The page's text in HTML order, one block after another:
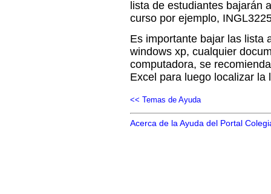
lista de estudiantes bajarán
curso por ejemplo,
Es importante bajar las lista
windows xp, cualquier
computadora, se
Excel para luego localizar
<< Temas de Ayuda
Acerca de la Ayuda del Portal